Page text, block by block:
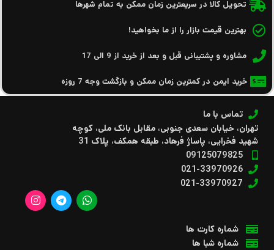
تحویل کالا در سریعترین زمان ممکن به تمام شهرها
بهترین قیمت بازار را از ما بخواهید!
مشاوره و پشتیبانی قبل و بعد از خرید از 9 الی 17
خرید ایمن در کمترین زمان ممکن و بازگشت وجه 7 روزه
تماس با ما
تهران، خیابان سعدی جنوبی، مقابل بانک ملی، کوچه
شهید فخرایی، پاساژ فرهاد، طبقه همکف، پلاک 31
09125079825
021-33970926
021-33970927
شماره کارت ها
شماره شبا ها